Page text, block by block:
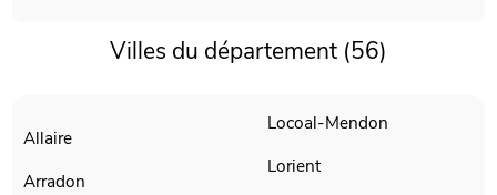
Villes du département (56)
Allaire
Arradon
Locoal-Mendon
Lorient